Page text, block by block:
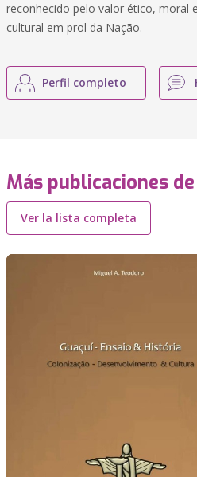
reconhecido pelo valor ético, moral
cultural em prol da Nação.
Perfil completo
Más publicaciones
Ver la lista completa